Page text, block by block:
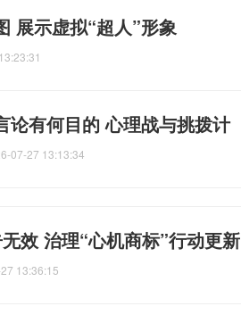
展示虚拟“超人”形象
论有何目的 心理战与挑拨计
07-27 13:13:34
效 治理“心机商标”行动更新
13:36:15